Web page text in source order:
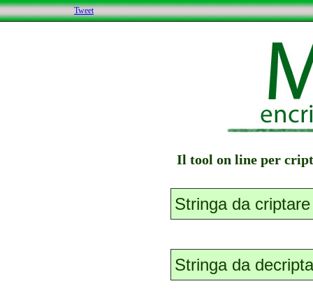
Tweet
Il tool on line per